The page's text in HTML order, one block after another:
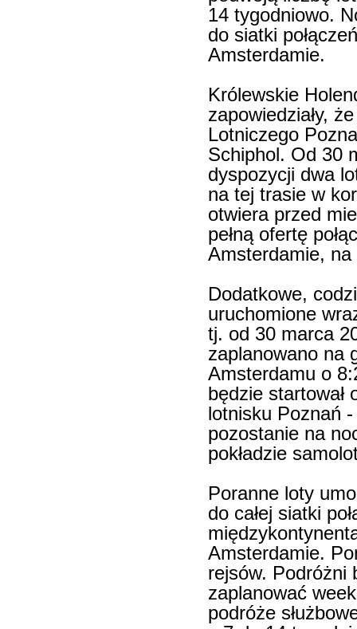
14 tygodniowo.
do siatki
Amsterdamie.
Królewskie
zapowiedziały,
Lotniczego
Schiphol. Od 30
dyspozycji dwa
na tej trasie w
otwiera przed
pełną ofertę
Amsterdamie,
Dodatkowe,
uruchomione
tj. od 30 marca
zaplanowano na
Amsterdamu o
będzie startował
lotnisku Poznań
pozostanie na
pokładzie
Poranne loty
do całej siatki
Amsterdamie.
rejsów. Podróżni
zaplanować
podróże